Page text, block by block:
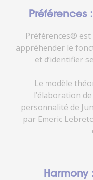
Préférences
Préférences®
appréhender le
et d’identifier
Le modèle
l’élaboration
personnalité de
par Emeric
Harmony